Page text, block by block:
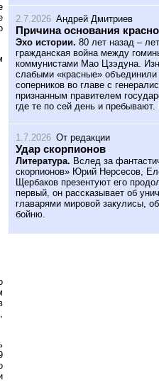
2.7.2026 Андрей Дмитриев
Причина основания
Эхо истории. 80 лет назад –
гражданская война между
коммунистами Мао Цзэдуна.
слабыми «красные»
соперников во главе с
признанным правителем
где те по сей день и
1.7.2026 От редакции
Удар скорпионов
Литература. Вслед за
скорпионов» Юрий Нерсесов,
Щербаков презентуют его
первый, он рассказывает об
главарями мировой закулисы,
бойню.